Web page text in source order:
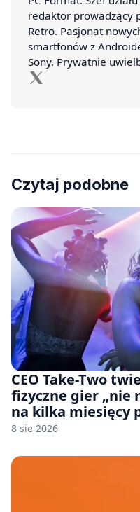
redaktor prowadzący
Retro. Pasjonat
smartfonów z
Sony. Prywatnie
Czytaj podobne
CEO Take-Two
fizyczne gier „nie
na kilka miesięcy
8 sie 2026